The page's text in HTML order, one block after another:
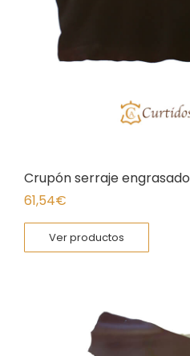
Crupón serraje engrasado
61,54€
Ver productos